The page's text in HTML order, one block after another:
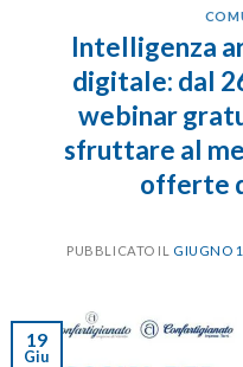
Intelligenza
digitale: dal
webinar
sfruttare al
offerte
PUBBLICATO IL GIUGNO
19
Giu